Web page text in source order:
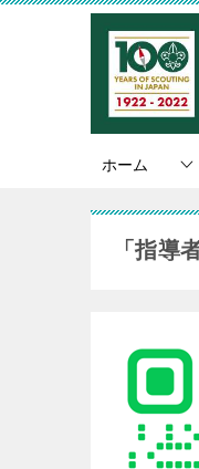
ホーム
「指導